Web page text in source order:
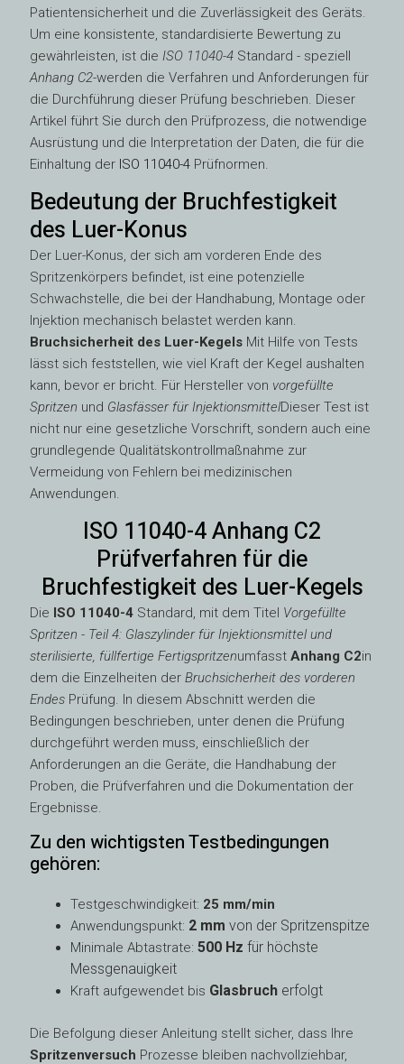
Patientensicherheit und die Zuverlässigkeit des Geräts.
Um eine konsistente, standardisierte Bewertung zu
gewährleisten, ist dieISO 11040-4 Standard - speziell
Anhang C2-werden die Verfahren und Anforderungen für
die Durchführung dieser Prüfung beschrieben. Dieser
Artikel führt Sie durch den Prüfprozess, die notwendige
Ausrüstung und die Interpretation der Daten, die für die
Einhaltung der ISO 11040-4 Prüfnormen.
Bedeutung der Bruchfestigkeit
des Luer-Konus
Der Luer-Konus, der sich am vorderen Ende des
Spritzenkörpers befindet, ist eine potenzielle
Schwachstelle, die bei der Handhabung, Montage oder
Injektion mechanisch belastet werden kann.
Bruchsicherheit des Luer-Kegels Mit Hilfe von Tests
lässt sich feststellen, wie viel Kraft der Kegel aushalten
kann, bevor er bricht. Für Hersteller von vorgefüllte
Spritzen und Glasfässer für InjektionsmittelDieser Test ist
nicht nur eine gesetzliche Vorschrift, sondern auch eine
grundlegende Qualitätskontrollmaßnahme zur
Vermeidung von Fehlern bei medizinischen
Anwendungen.
ISO 11040-4 Anhang C2
Prüfverfahren für die
Bruchfestigkeit des Luer-Kegels
Die ISO 11040-4 Standard, mit dem Titel Vorgefüllte
Spritzen - Teil 4: Glaszylinder für Injektionsmittel und
sterilisierte, füllfertige FertigspritzenumfasstAnhang C2in
dem die Einzelheiten derBruchsicherheit des vorderen
Endes Prüfung. In diesem Abschnitt werden die
Bedingungen beschrieben, unter denen die Prüfung
durchgeführt werden muss, einschließlich der
Anforderungen an die Geräte, die Handhabung der
Proben, die Prüfverfahren und die Dokumentation der
Ergebnisse.
Zu den wichtigsten Testbedingungen
gehören:
Testgeschwindigkeit: 25 mm/min
Anwendungspunkt: 2 mm von der Spritzenspitze
Minimale Abtastrate:500 Hz für höchste
Messgenauigkeit
Kraft aufgewendet bis Glasbruch erfolgt
Die Befolgung dieser Anleitung stellt sicher, dass Ihre
Spritzenversuch Prozesse bleiben nachvollziehbar,